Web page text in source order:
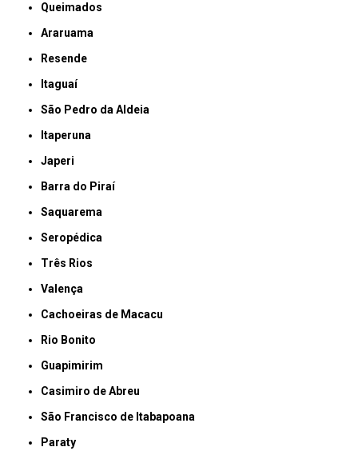
Queimados
Araruama
Resende
Itaguaí
São Pedro da Aldeia
Itaperuna
Japeri
Barra do Piraí
Saquarema
Seropédica
Três Rios
Valença
Cachoeiras de Macacu
Rio Bonito
Guapimirim
Casimiro de Abreu
São Francisco de Itabapoana
Paraty